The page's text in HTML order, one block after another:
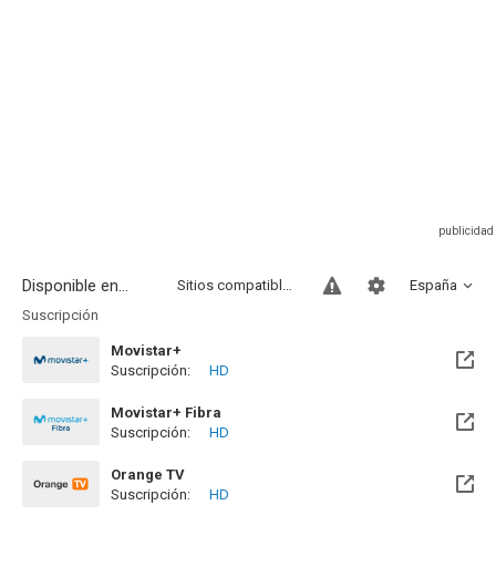
Disponible en... España
Sitios compatibles
Suscripción
Movistar+
Disponible hasta el Sab, 01 Ene 2028 (Queda 1 año)
Suscripción: HD
Movistar+ Fibra
Disponible hasta el Sab, 01 Ene 2028 (Queda 1 año)
Suscripción: HD
Orange TV
Disponible hasta el Sab, 01 Ene 2028 (Queda 1 año)
Suscripción: HD